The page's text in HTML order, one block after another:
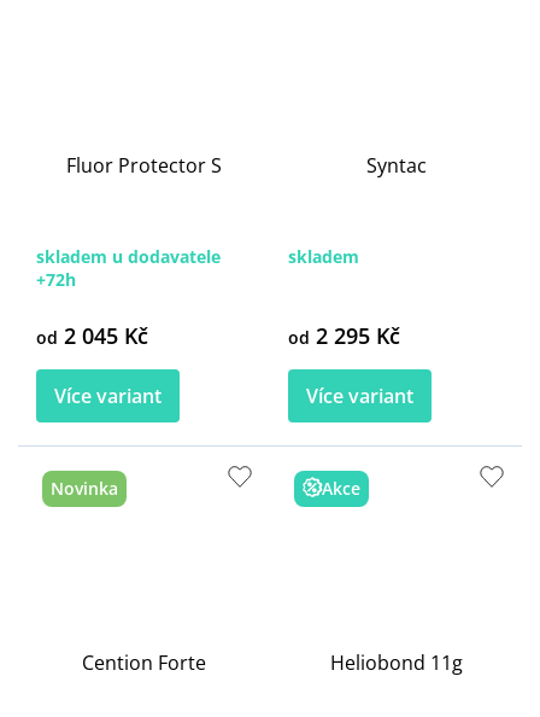
Fluor Protector S
skladem u dodavatele
+72h
od 2 045 Kč
Více variant
Syntac
skladem
od 2 295 Kč
Více variant
Novinka
Cention Forte
Akce
Heliobond 11g